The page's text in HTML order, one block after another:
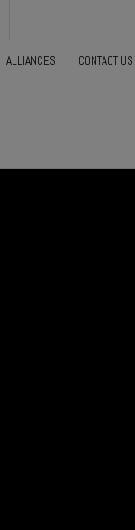
ALLIANCES CONTACT US